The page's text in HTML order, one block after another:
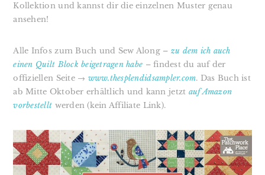
Kollektion und kannst dir die einzelnen Muster genau
ansehen!
Alle Infos zum Buch und Sew Along – zu dem ich auch
einen Quilt Block beigetragen habe – findest du auf der
offiziellen Seite → www.thesplendidsampler.com. Das Buch ist
ab Mitte Oktober erhältlich und kann jetzt auf Amazon
vorbestellt werden (kein Affiliate Link).